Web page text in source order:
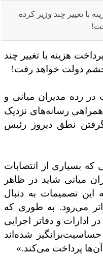
با تغییر چند وزیر کرده
هزینه با تغییر چند
چشم دولت خواهد رفت!
در رده مدیران میانی و
همراهی رسانه‌های نزدیک
نطق دیروز رئیس
که بسیاری از انتصابات
میانی شاید در ظاهر
این تصمیمات به دنبال
می‌رود. به طوری که
ادارات و دفاتر اجرایی
شده‌اند
آن‌ها پرداخت می‌کند.»